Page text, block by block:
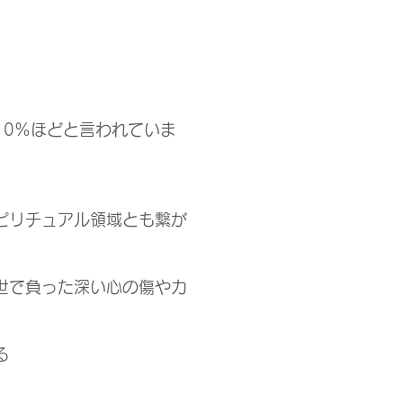
％ほどと言われていま
リチュアル領域とも繋が
で負った深い心の傷やカ